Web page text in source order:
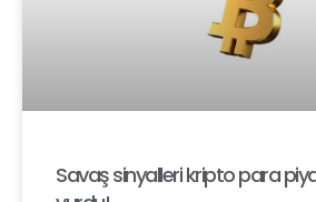
Savaş sinyalleri kripto para